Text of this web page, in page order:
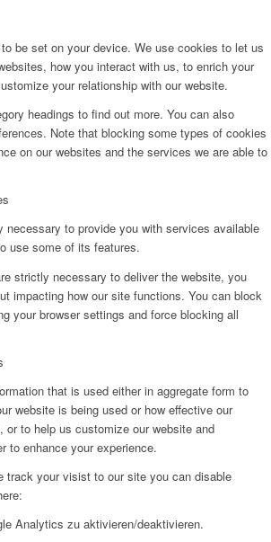
be set on your device. We use cookies to let us
how you interact with us, to enrich your
your relationship with our website.
headings to find out more. You can also
Note that blocking some types of cookies
on our websites and the services we are able to
necessary to provide you with services available
use some of its features.
strictly necessary to deliver the website, you
impacting how our site functions. You can block
your browser settings and force blocking all
that is used either in aggregate form to
website is being used or how effective our
or to help us customize our website and
to enhance your experience.
track your visist to our site you can disable
Analytics zu aktivieren/deaktivieren.